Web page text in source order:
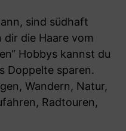
sind südhaft
die Haare vom
Hobbys kannst du
Doppelte sparen.
Wandern, Natur,
Radtouren,